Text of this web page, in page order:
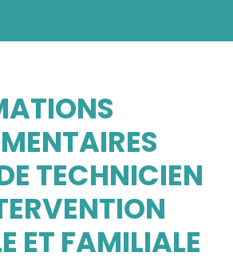
TECHNICIEN
ET FAMILIALE